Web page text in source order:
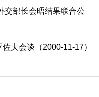
交部长会晤结果联合公
夫会谈（2000-11-17）